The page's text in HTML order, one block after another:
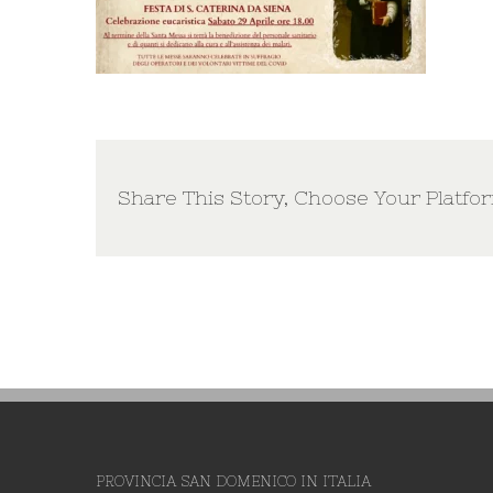
Share This Story, Choose Your
PROVINCIA SAN DOMENICO IN ITALIA